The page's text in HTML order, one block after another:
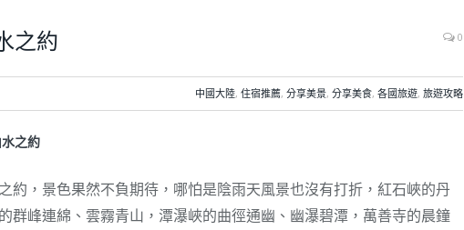
之約 0
中國大陸, 住宿推薦, 分享美景, 分享美食, 各國旅遊, 旅遊攻略
之約
約，景色果然不負期待，哪怕是陰雨天風景也沒有打折，紅石峽的丹
群峰連綿、雲霧青山，潭瀑峽的曲徑通幽、幽瀑碧潭，萬善寺的晨鐘